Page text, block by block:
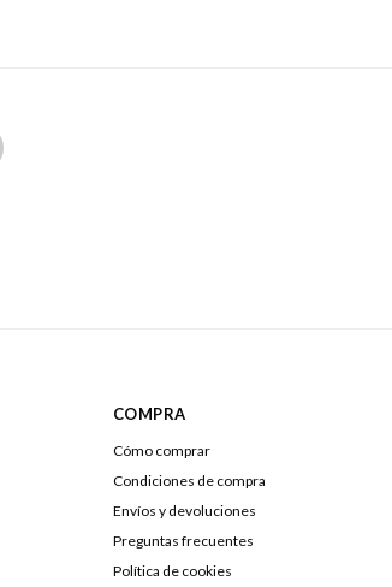
COMPRA
Cómo comprar
Condiciones de compra
Envíos y devoluciones
Preguntas frecuentes
Política de cookies